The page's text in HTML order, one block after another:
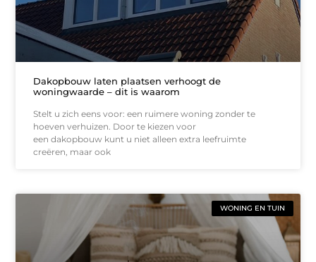
Dakopbouw laten plaatsen verhoogt de
woningwaarde – dit is waarom
Stelt u zich eens voor: een ruimere woning zonder te
hoeven verhuizen. Door te kiezen voor
een dakopbouw kunt u niet alleen extra leefruimte
creëren, maar ook
WONING EN TUIN